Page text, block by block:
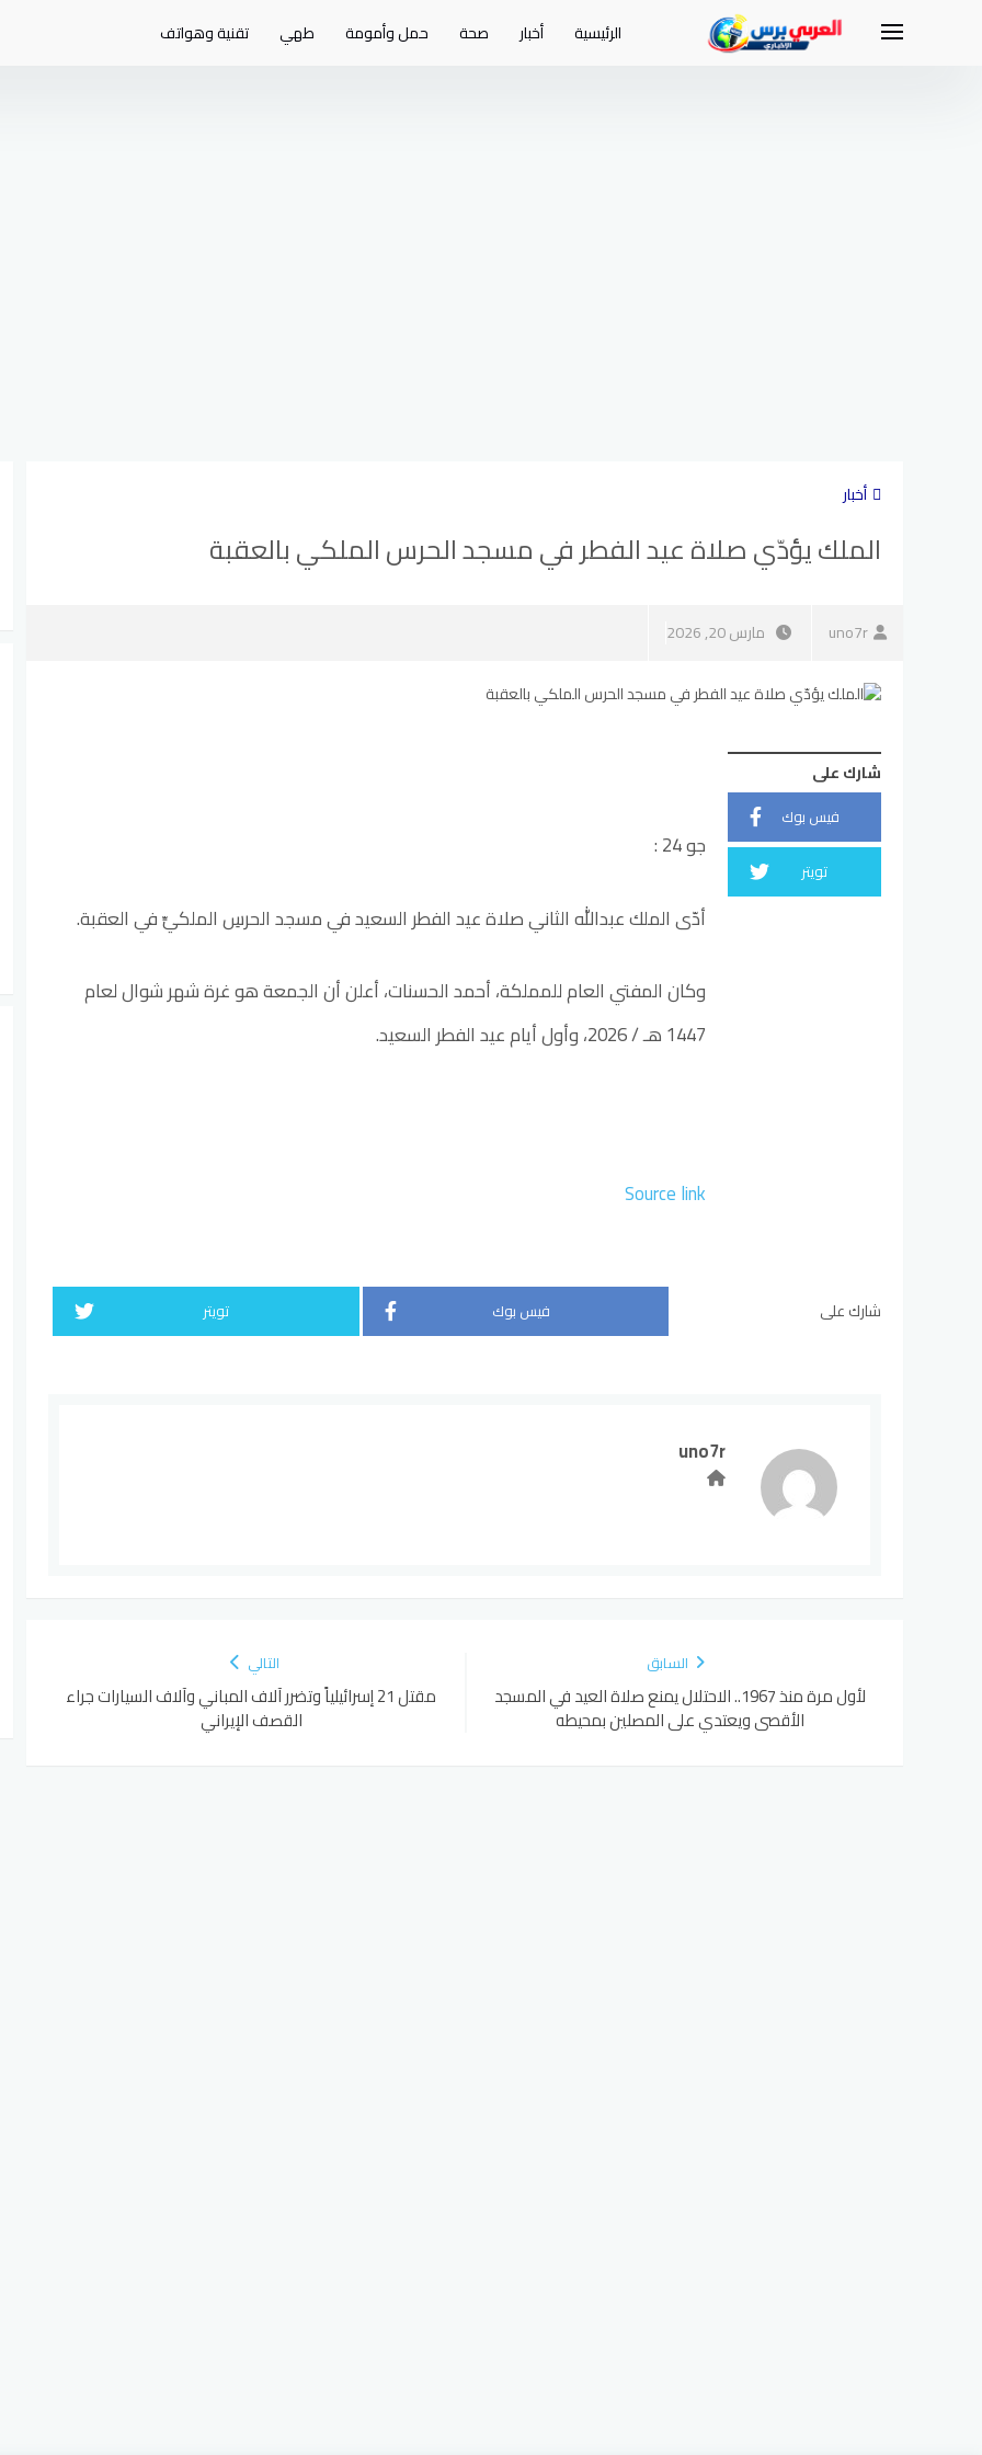
الرئيسية أخبار صحة حمل وأمومة طهي تقنية وهواتف
أخبار
الملك يؤدّي صلاة عيد الفطر في مسجد الحرس الملكي بالعقبة
uno7r مارس 20, 2026
شارك على
فيس بوك
تويتر
جو 24 :
أدّى الملك عبدالله الثاني صلاة عيد الفطر السعيد في مسجد الحرسِ الملكيِّ في العقبة.
وكان المفتي العام للمملكة، أحمد الحسنات، أعلن أن الجمعة هو غرة شهر شوال لعام
1447 هـ / 2026، وأول أيام عيد الفطر السعيد.
Source link
شارك على فيس بوك تويتر
uno7r
السابق
لأول مرة منذ 1967.. الاحتلال يمنع صلاة العيد في المسجد
الأقصى ويعتدي على المصلين بمحيطه
التالي
مقتل 21 إسرائيلياً وتضرر آلاف المباني وآلاف السيارات جراء
القصف الإيراني